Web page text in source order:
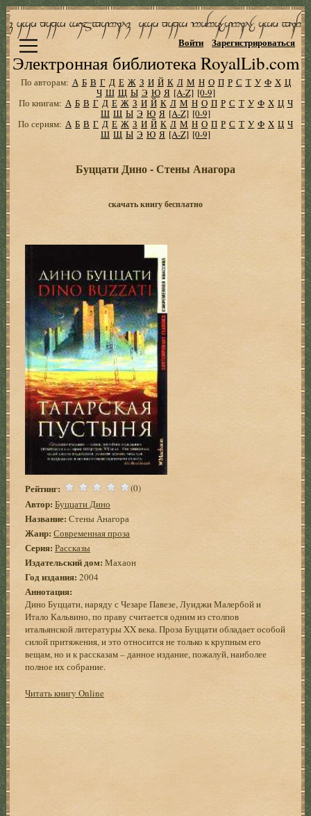
Электронная библиотека RoyalLib.com
Войти Зарегистрироваться
По авторам: А Б В Г Д Е Ж З И Й К Л М Н О П Р С Т У Ф Х Ц
Ч Ш Щ Ы Э Ю Я [A-Z] [0-9]
По книгам: А Б В Г Д Е Ж З И Й К Л М Н О П Р С Т У Ф Х Ц Ч
Ш Щ Ы Э Ю Я [A-Z] [0-9]
По сериям: А Б В Г Д Е Ж З И Й К Л М Н О П Р С Т У Ф Х Ц Ч
Ш Щ Ы Э Ю Я [A-Z] [0-9]
Буццати Дино - Стены Анагора
скачать книгу бесплатно
Рейтинг: (0)
Автор: Буццати Дино
Название: Стены Анагора
Жанр: Современная проза
Серия: Рассказы
Издательский дом: Махаон
Год издания: 2004
Аннотация:
Дино Буццати, наряду с Чезаре Павезе, Луиджи Малербой и
Итало Кальвино, по праву считается одним из столпов
итальянской литературы XX века. Проза Буццати обладает особой
силой притяжения, и это относится не только к крупным его
вещам, но и к рассказам – данное издание, пожалуй, наиболее
полное их собрание.
Читать книгу Online